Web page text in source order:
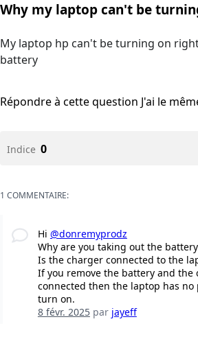
Why my laptop can't be
My laptop hp can't be turning on
battery
Répondre à cette question J'ai le
Indice 0
1 COMMENTAIRE:
Hi @donremyprodz
Why are you taking out the
Is the charger connected to the
If you remove the battery and the
connected then the laptop has no
turn on.
8 févr. 2025par jayeff